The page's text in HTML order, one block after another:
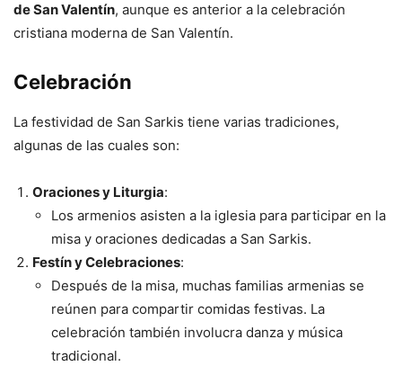
de San Valentín, aunque es anterior a la celebración
cristiana moderna de San Valentín.
Celebración
La festividad de San Sarkis tiene varias tradiciones,
algunas de las cuales son:
Oraciones y Liturgia:
Los armenios asisten a la iglesia para participar en la
misa y oraciones dedicadas a San Sarkis.
Festín y Celebraciones:
Después de la misa, muchas familias armenias se
reúnen para compartir comidas festivas. La
celebración también involucra danza y música
tradicional.